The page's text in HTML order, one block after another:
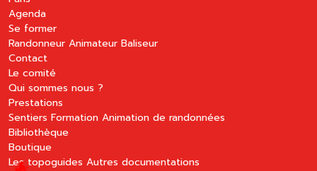
Agenda
Se former
Randonneur Animateur Baliseur
Contact
Le comité
Qui sommes nous ?
Prestations
Sentiers Formation Animation de randonnées
Bibliothèque
Boutique
Les topoguides Autres documentations